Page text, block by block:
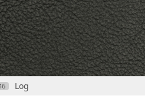
Log